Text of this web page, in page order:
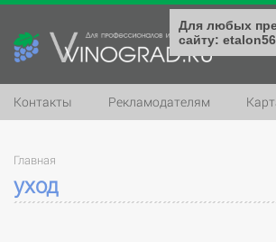
Контакты Рекламодателям
Главная
уход
Для любых
сайту: